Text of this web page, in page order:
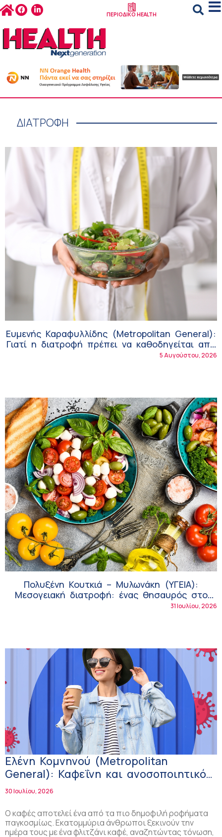
ΠΕΡΙΟΔΙΚΟ HEALTH
ΔΙΑΤΡΟΦΗ
Ευμενής Καραφυλλίδης (Metropolitan General):
Γιατί η διατροφή πρέπει να καθοδηγείται από
5 Αυγούστου, 2026
Πολυξένη Κουτκιά – Μυλωνάκη (ΥΓΕΙΑ):
Μεσογειακή διατροφή: ένας θησαυρός στο
31 Ιουλίου, 2026
Ελένη Κομνηνού (Μetropolitan
General): Καφεΐνη και ανοσοποιητικό
σύστημα – Η σχέση με τα αυτοάνοσα
30 Ιουλίου, 2026
Ο καφές αποτελεί ένα από τα πιο δημοφιλή ροφήματα
παγκοσμίως. Εκατομμύρια άνθρωποι ξεκινούν την
ημέρα τους με ένα φλιτζάνι καφέ, αναζητώντας τόνωση,